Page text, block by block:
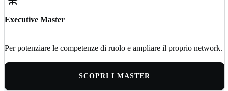
Executive Master
Per potenziare le competenze di ruolo e ampliare il proprio network.
SCOPRI I MASTER